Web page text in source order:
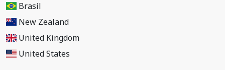
Brasil
New Zealand
United Kingdom
United States